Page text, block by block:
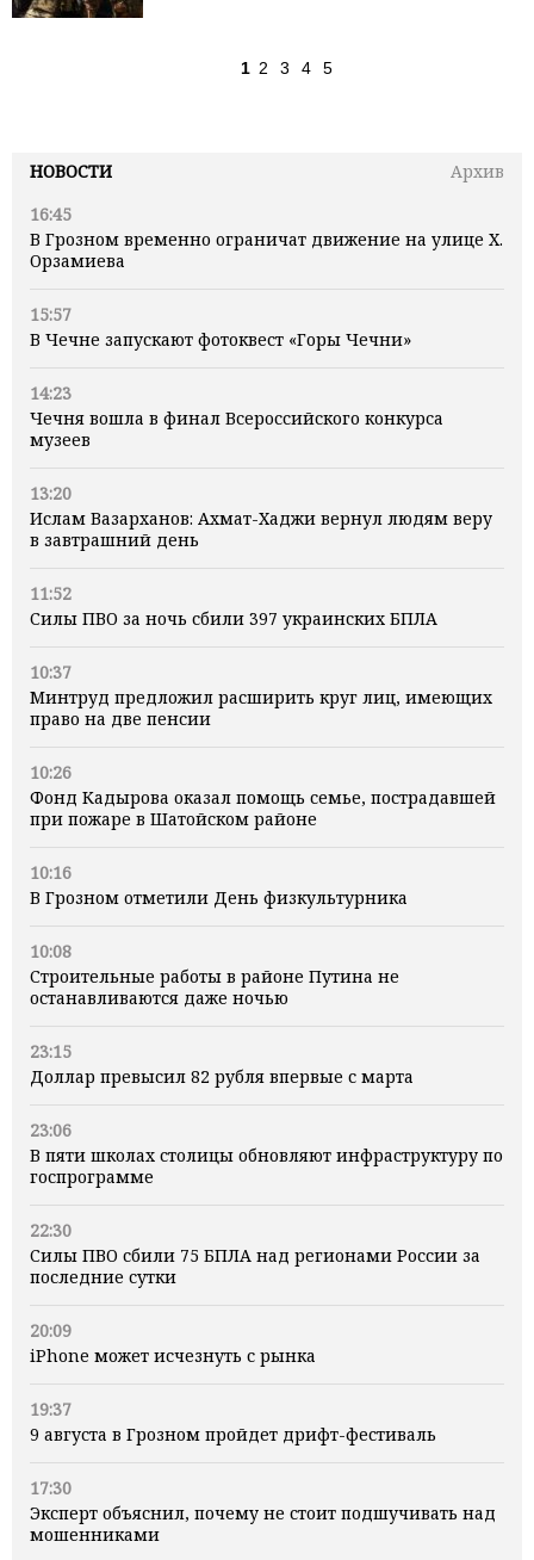
НОВОСТИ
Архив
16:45
В Грозном временно ограничат движение на улице Х.
Орзамиева
15:57
В Чечне запускают фотоквест «Горы Чечни»
14:23
Чечня вошла в финал Всероссийского конкурса
музеев
13:20
Ислам Вазарханов: Ахмат-Хаджи вернул людям веру
в завтрашний день
11:52
Силы ПВО за ночь сбили 397 украинских БПЛА
10:37
Минтруд предложил расширить круг лиц, имеющих
право на две пенсии
10:26
Фонд Кадырова оказал помощь семье, пострадавшей
при пожаре в Шатойском районе
10:16
В Грозном отметили День физкультурника
10:08
Строительные работы в районе Путина не
останавливаются даже ночью
23:15
Доллар превысил 82 рубля впервые с марта
23:06
В пяти школах столицы обновляют инфраструктуру по
госпрограмме
22:30
Силы ПВО сбили 75 БПЛА над регионами России за
последние сутки
20:09
iPhone может исчезнуть с рынка
19:37
9 августа в Грозном пройдет дрифт-фестиваль
17:30
Эксперт объяснил, почему не стоит подшучивать над
мошенниками
1 2 3 4 5